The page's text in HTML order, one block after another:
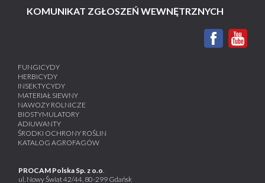
KOMUNIKAT ZGŁOSZEŃ WEWNĘTRZNYCH
FUNGICYDY
HERBICYDY
INSEKTYCYDY
MATERIAŁ SIEWNY
NAWOZY ROLNICZE
BIOSTYMULATORY
ADIUWANTY
ŚRODKI OCHRONY ROŚLIN
KATALOG AGROFAGÓW
PROCAM Polska Sp. z o.o.
ul. Nowy Świat 42/44, 80-299 Gdańsk